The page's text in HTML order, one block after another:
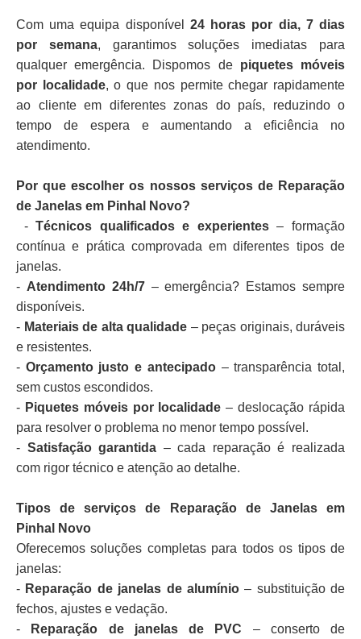
Com uma equipa disponível 24 horas por dia, 7 dias
por semana, garantimos soluções imediatas para
qualquer emergência. Dispomos de piquetes móveis
por localidade, o que nos permite chegar rapidamente
ao cliente em diferentes zonas do país, reduzindo o
tempo de espera e aumentando a eficiência no
atendimento.
Por que escolher os nossos serviços de Reparação
de Janelas em Pinhal Novo?
-Técnicos qualificados e experientes– formação
contínua e prática comprovada em diferentes tipos de
janelas.
- Atendimento 24h/7– emergência? Estamos sempre
disponíveis.
- Materiais de alta qualidade – peças originais, duráveis
e resistentes.
- Orçamento justo e antecipado– transparência total,
sem custos escondidos.
- Piquetes móveis por localidade – deslocação rápida
para resolver o problema no menor tempo possível.
- Satisfação garantida – cada reparação é realizada
com rigor técnico e atenção ao detalhe.
Tipos de serviços de Reparação de Janelas em
Pinhal Novo
Oferecemos soluções completas para todos os tipos de
janelas:
- Reparação de janelas de alumínio– substituição de
fechos, ajustes e vedação.
-
Reparação de janelas de PVC – conserto de